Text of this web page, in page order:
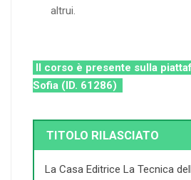
altrui.
Il corso è presente sulla
Sofia (ID. 61286)
TITOLO RILASCIATO
La Casa Editrice La Tecnica